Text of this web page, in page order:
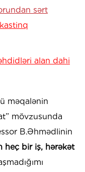
sərt
alan dahi
məqalənin
mövzusunda
B.Əhmədlinin
heç bir iş, hərəkət